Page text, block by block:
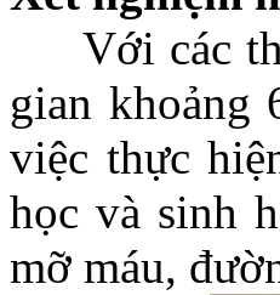
Với các
gian khoảng
việc thực
học và sinh
mỡ máu,